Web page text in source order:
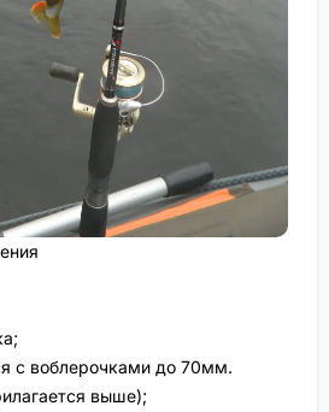
с воблерочками до 70мм.
выше);